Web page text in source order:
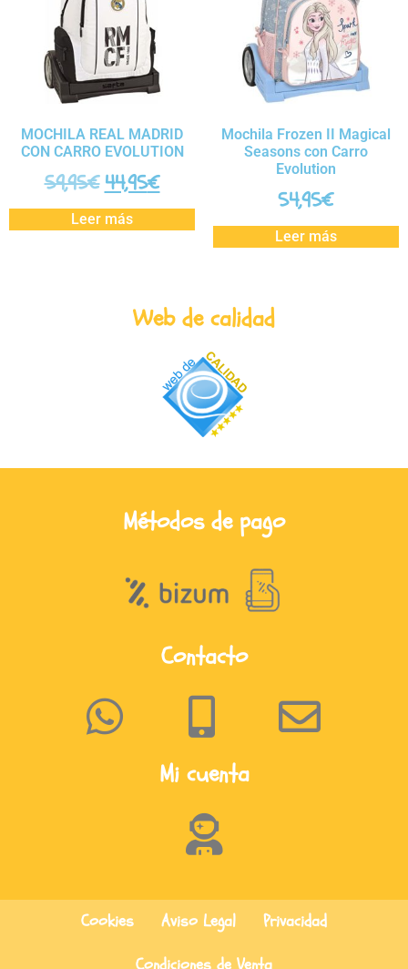
MOCHILA REAL MADRID
CON CARRO EVOLUTION
59,95€ 44,95€
Leer más
Mochila Frozen II Magical
Seasons con Carro
Evolution
54,95€
Leer más
Web de calidad
Métodos de pago
Contacto
Mi cuenta
Cookies Aviso Legal
Privacidad